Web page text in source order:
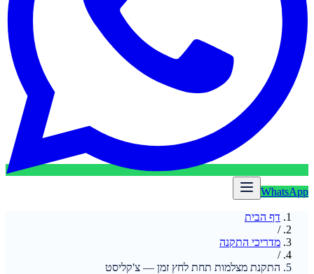
WhatsApp
דף הבית
/
מדריכי התקנה
/
התקנת מצלמות תחת לחץ זמן — צ'קליסט